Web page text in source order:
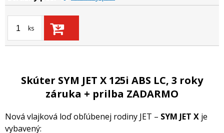
ks
Skúter SYM JET X 125i ABS LC, 3 roky
záruka + prilba ZADARMO
Nová vlajková loď obľúbenej rodiny JET – SYM JET X je
vybavený: